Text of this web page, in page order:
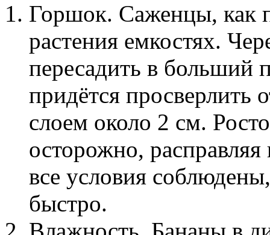
Горшок. Саженцы, как
растения емкостях.
пересадить в больший
придётся просверлить
слоем около 2 см.
осторожно,
все условия
быстро.